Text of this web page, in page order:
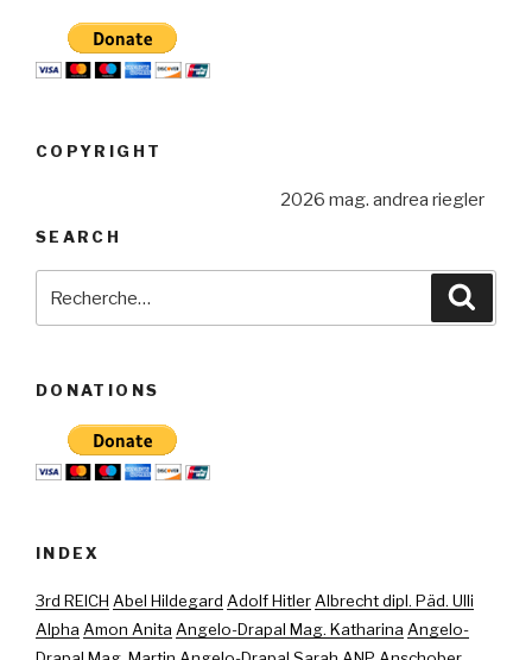
COPYRIGHT
2026 mag. andrea riegler
SEARCH
DONATIONS
INDEX
3rd REICH Abel Hildegard Adolf HitlerAlbrecht dipl. Päd. Ulli
Alpha Amon Anita Angelo-Drapal Mag. Katharina Angelo-